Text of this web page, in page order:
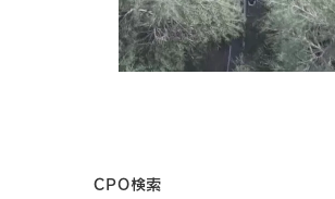
CPO検索